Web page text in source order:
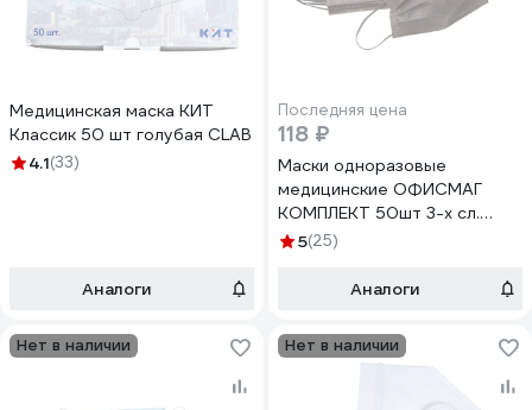
Медицинская маска КИТ
Классик 50 шт голубая CLAB
4.1(33)
Аналоги
Последняя цена
118 ₽
Маски одноразовые
медицинские ОФИСМАГ
КОМПЛЕКТ 50шт 3-х сл.
черные, фильтр СМС, п/э, ш/
5(25)
Аналоги
Нет в наличии Нет в наличии